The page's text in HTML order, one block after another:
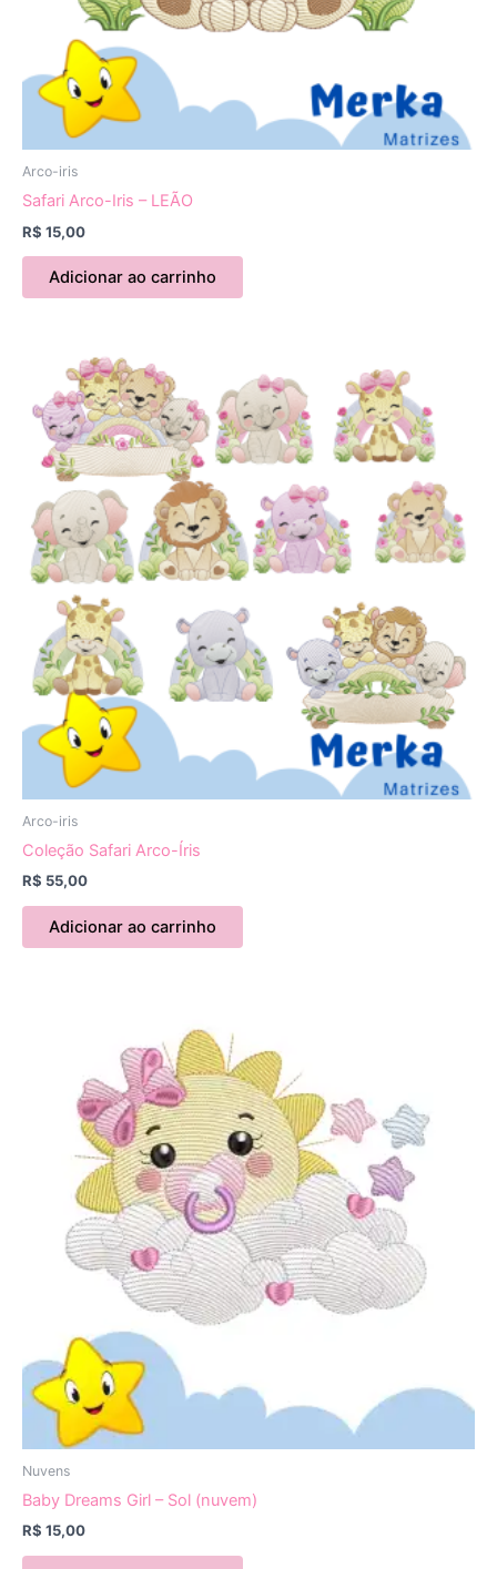
Arco-iris
Safari Arco-Iris – LEÃO
R$ 15,00
Adicionar ao carrinho
Arco-iris
Coleção Safari Arco-Íris
R$ 55,00
Adicionar ao carrinho
Nuvens
Baby Dreams Girl – Sol (nuvem)
R$ 15,00